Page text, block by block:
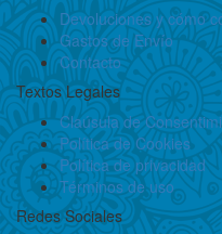
Devoluciones y cómo
Gastos de Envío
Contacto
Textos Legales
Claúsula de
Política de Cookies
Política de privacidad
Términos de uso
Redes Sociales